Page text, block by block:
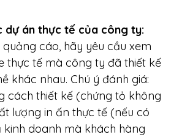
dự án thực tế của công ty:
cáo, hãy yêu cầu xem
thực tế mà công ty đã thiết kế
khác nhau. Chú ý đánh giá:
cách thiết kế (chứng tỏ không
lượng in ấn thực tế (nếu có
kinh doanh mà khách hàng